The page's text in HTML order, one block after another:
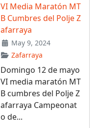
VI Media Maratón MT
B Cumbres del Polje Z
afarraya
May 9, 2024
Zafarraya
Domingo 12 de mayo
VI media maratón MT
B cumbres del Polje Z
afarraya Campeonat
o de...